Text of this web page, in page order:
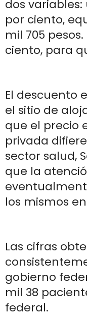
dos variables:
por ciento,
mil 705
ciento, para
El descuento
el sitio de
que el precio
privada difiere
sector salud,
que la
los mismos
Las cifras
gobierno
mil 38
federal.